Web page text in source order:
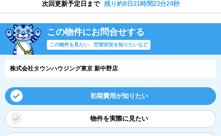
次回更新予定日まで 残り約8日21時間23分23秒
この物件にお問合せする
この物件を見たい、空室状況を知りたいなど
株式会社タウンハウジング東京 新中野店
初期費用が知りたい
物件を実際に見たい